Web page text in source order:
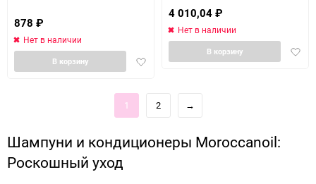
878 ₽
Нет в наличии
Добавить
В корзину
4 010,04 ₽
Нет в наличии
В корзину
1 2 →
Шампуни и кондиционеры Moroccanoil:
Роскошный уход